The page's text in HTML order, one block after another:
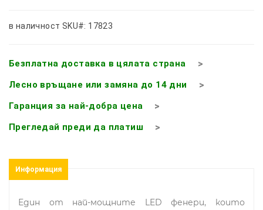
в наличност SKU#: 17823
Безплатна доставка в цялата страна
Лесно връщане или замяна до 14 дни
Гаранция за най-добра цена
Прегледай преди да платиш
Информация
Един от най-мощните LED фенери, които